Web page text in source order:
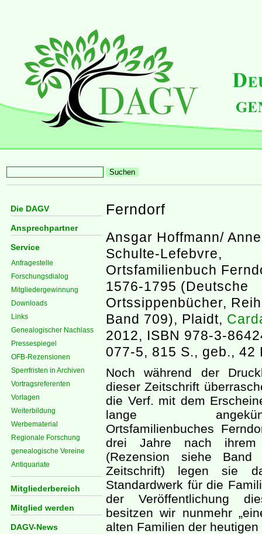
Die DAGV
Ansprechpartner
Service
Anfragestelle
Forschungsdialog
Mitgliedergewinnung
Downloads
Links
Genealogischer Nachlass
Pressespiegel
OFB-Rezensionen
Sperrfristen in Archiven
Vortragsreferenten
Vorlagen
Weiterbildung
Werbematerial
Regionale Forschung
genealogische Vereine
Antiquariate
Mitgliederbereich
Mitglied werden
DAGV-News
Ferndorf
Ansgar Hoffmann/ Anne
Schulte-Lefebvre,
Ortsfamilienbuch
1576-1795 (Deutsche
Ortssippenbücher,
Band 709), Plaidt,
2012, ISBN 978-3-
077-5, 815 S., geb., 42
Noch während der
dieser Zeitschrift
die Verf. mit dem
lange
Ortsfamilienbuches
drei Jahre nach ihrem
(Rezension siehe
Zeitschrift) legen sie
Standardwerk für die
der Veröffentlichung
besitzen wir nunmehr
alten Familien der